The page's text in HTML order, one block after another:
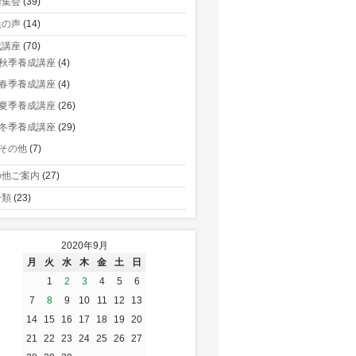
声 (14)
座 (70)
季養成講座 (4)
季養成講座 (4)
夏季養成講座 (26)
季養成講座 (29)
その他 (7)
ご案内 (27)
(23)
2020年9月
月
火 水 木 金 土
日
1
2 3 4 5
6
7
8 9 10 11 12
13
14
15 16 17 18 19
20
21
22 23 24 25 26
27